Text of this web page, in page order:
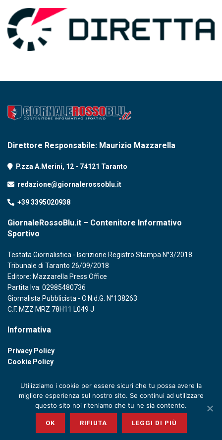
Direttore Responsabile: Maurizio Mazzarella
P.zza A.Merini, 12 - 74121 Taranto
redazione@giornalerossoblu.it
+39 3395020938
GiornaleRossoBlu.it – Contenitore Informativo
Sportivo
Testata Giornalistica - Iscrizione Registro Stampa N°3/2018
Tribunale di Taranto 26/09/2018
Editore: Mazzarella Press Office
Partita Iva: 02985480736
Giornalista Pubblicista - O.N.d.G. N°138263
C.F. MZZ MRZ 78H11 L049 J
Informativa
Privacy Policy
Cookie Policy
© 2020 GIORNALE ROSSOBLU - P. IVA 02985480736
Utilizziamo i cookie per essere sicuri che tu possa avere la
migliore esperienza sul nostro sito. Se continui ad utilizzare
questo sito noi riteniamo che tu ne sia contento.
OK RIFIUTA LEGGI DI PIÙ